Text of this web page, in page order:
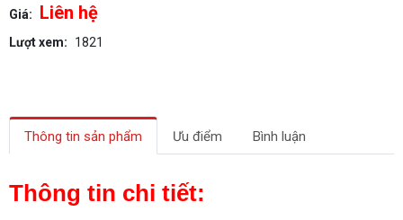
Giá: Liên hệ
Lượt xem: 1821
Thông tin sản phẩm Ưu điểm Bình luận
Thông tin chi tiết: